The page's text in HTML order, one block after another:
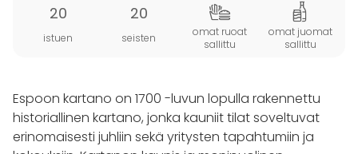
20
istuen
20
seisten
omat ruoat
sallittu
omat juomat
sallittu
Espoon kartano on 1700 -luvun lopulla rakennettu
historiallinen kartano, jonka kauniit tilat soveltuvat
erinomaisesti juhliin sekä yritysten tapahtumiin ja